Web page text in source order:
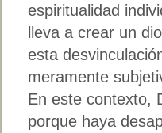
espiritualidad
lleva a crear un
esta
meramente
En este contexto,
porque haya